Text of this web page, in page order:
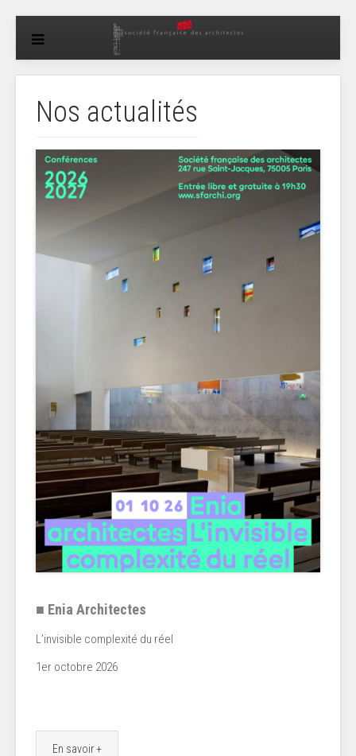
Nos actualités
■ Enia Architectes
L’invisible complexité du réel
1er octobre 2026
En savoir +